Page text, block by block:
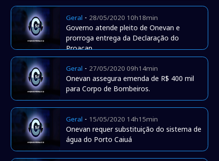
Geral - 28/05/2020 10h18min
Governo atende pleito de Onevan e
prorroga entrega da Declaração do
Proacap.
Geral - 27/05/2020 09h14min
Onevan assegura emenda de R$ 400 mil
para Corpo de Bombeiros.
Geral - 15/05/2020 14h15min
Onevan requer substituição do sistema de
água do Porto Caiuá